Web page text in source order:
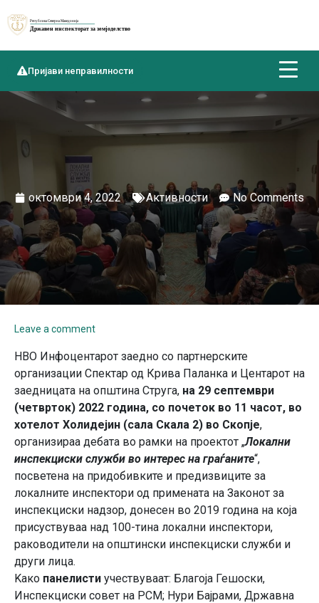
Пријави неправилности
октомври 4, 2022 Активности No Comments
Leave a comment
НВО Инфоцентарот заедно со партнерските
организации Спектар од Крива Паланка и Центарот на
заедницата на општина Струга, на 29 септември
(четврток) 2022 година, со почеток во 11 часот, во
хотелот Холидејин (сала Скала 2) во Скопје,
организираа дебата во рамки на проектот „Локални
инспекциски служби во интерес на граѓаните“,
посветена на придобивките и предизвиците за
локалните инспектори од примената на Законот за
инспекциски надзор, донесен во 2019 година на која
присуствуваа над 100-тина локални инспектори,
раководители на општински инспекциски служби и
други лица.
Kако панелисти учествуваат: Благоја Гешоски,
Инспекциски совет на РСМ; Нури Бајрами, Државна